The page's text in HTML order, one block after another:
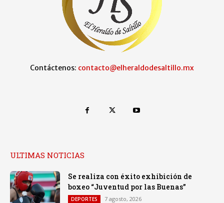
Contáctenos: contacto@elheraldodesaltillo.mx
ULTIMAS NOTICIAS
Se realiza con éxito exhibición de
boxeo “Juventud por las Buenas”
DEPORTES 7 agosto, 2026